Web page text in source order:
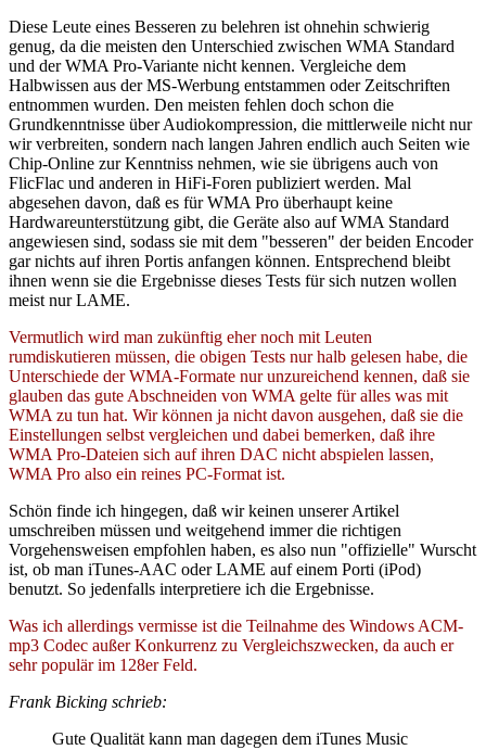
Diese Leute eines Besseren zu belehren ist ohnehin schwierig
genug, da die meisten den Unterschied zwischen WMA Standard
und der WMA Pro-Variante nicht kennen. Vergleiche dem
Halbwissen aus der MS-Werbung entstammen oder Zeitschriften
entnommen wurden. Den meisten fehlen doch schon die
Grundkenntnisse über Audiokompression, die mittlerweile nicht nur
wir verbreiten, sondern nach langen Jahren endlich auch Seiten wie
Chip-Online zur Kenntniss nehmen, wie sie übrigens auch von
FlicFlac und anderen in HiFi-Foren publiziert werden. Mal
abgesehen davon, daß es für WMA Pro überhaupt keine
Hardwareunterstützung gibt, die Geräte also auf WMA Standard
angewiesen sind, sodass sie mit dem "besseren" der beiden Encoder
gar nichts auf ihren Portis anfangen können. Entsprechend bleibt
ihnen wenn sie die Ergebnisse dieses Tests für sich nutzen wollen
meist nur LAME.
Vermutlich wird man zukünftig eher noch mit Leuten
rumdiskutieren müssen, die obigen Tests nur halb gelesen habe, die
Unterschiede der WMA-Formate nur unzureichend kennen, daß sie
glauben das gute Abschneiden von WMA gelte für alles was mit
WMA zu tun hat. Wir können ja nicht davon ausgehen, daß sie die
Einstellungen selbst vergleichen und dabei bemerken, daß ihre
WMA Pro-Dateien sich auf ihren DAC nicht abspielen lassen,
WMA Pro also ein reines PC-Format ist.
Schön finde ich hingegen, daß wir keinen unserer Artikel
umschreiben müssen und weitgehend immer die richtigen
Vorgehensweisen empfohlen haben, es also nun "offizielle" Wurscht
ist, ob man iTunes-AAC oder LAME auf einem Porti (iPod)
benutzt. So jedenfalls interpretiere ich die Ergebnisse.
Was ich allerdings vermisse ist die Teilnahme des Windows ACM-
mp3 Codec außer Konkurrenz zu Vergleichszwecken, da auch er
sehr populär im 128er Feld.
Frank Bicking schrieb:
Gute Qualität kann man dagegen dem iTunes Music